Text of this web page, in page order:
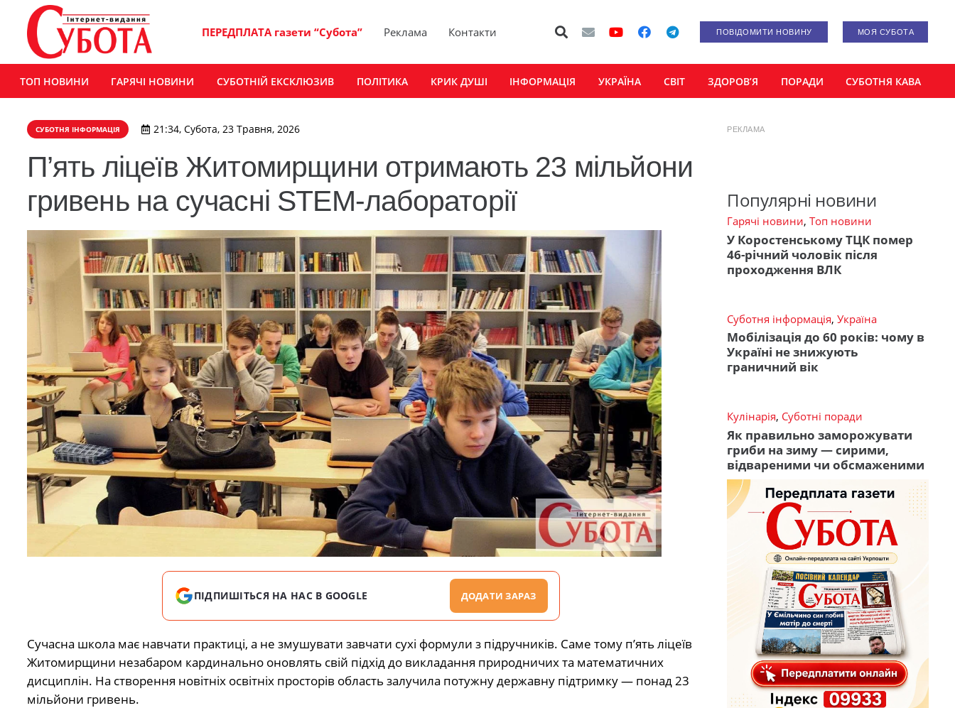
ПЕРЕДПЛАТА газети “Субота” Реклама Контакти ПОВІДОМИТИ НОВИНУ МОЯ СУБОТА
ТОП НОВИНИ ГАРЯЧІ НОВИНИ СУБОТНІЙ ЕКСКЛЮЗИВ ПОЛІТИКА КРИК ДУШІ ІНФОРМАЦІЯ УКРАЇНА СВІТ ЗДОРОВ’Я ПОРАДИ СУБОТНЯ КАВА
СУБОТНЯ ІНФОРМАЦІЯ 21:34, Субота, 23 Травня, 2026
П’ять ліцеїв Житомирщини отримають 23 мільйони
гривень на сучасні STEM-лабораторії
ПІДПИШІТЬСЯ НА НАС В GOOGLE ДОДАТИ ЗАРАЗ
Сучасна школа має навчати практиці, а не змушувати завчати сухі формули з підручників. Саме тому п’ять ліцеїв
Житомирщини незабаром кардинально оновлять свій підхід до викладання природничих та математичних
дисциплін. На створення новітніх освітніх просторів область залучила потужну державну підтримку — понад 23
мільйони гривень.
РЕКЛАМА
Популярні новини
Гарячі новини, Топ новини
У Коростенському ТЦК помер
46-річний чоловік після
проходження ВЛК
Суботня інформація, Україна
Мобілізація до 60 років: чому в
Україні не знижують
граничний вік
Кулінарія, Суботні поради
Як правильно заморожувати
гриби на зиму — сирими,
відвареними чи обсмаженими